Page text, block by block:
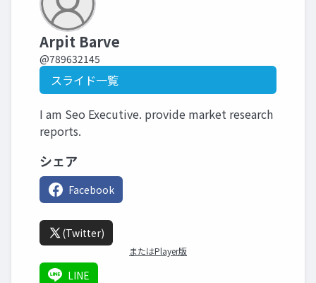
Arpit Barve
@789632145
スライド一覧
I am Seo Executive. provide market research
reports.
シェア
Facebook
(Twitter)
またはPlayer版
LINE